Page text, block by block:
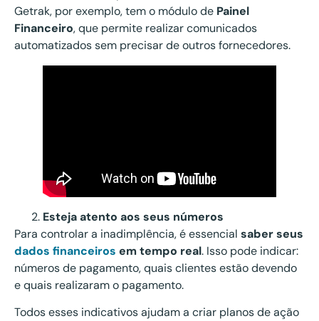
Getrak, por exemplo, tem o módulo de Painel
Financeiro, que permite realizar comunicados
automatizados sem precisar de outros fornecedores.
Esteja atento aos seus números
Para controlar a inadimplência, é essencial saber seus
dados financeiros em tempo real. Isso pode indicar:
números de pagamento, quais clientes estão devendo
e quais realizaram o pagamento.
Todos esses indicativos ajudam a criar planos de ação